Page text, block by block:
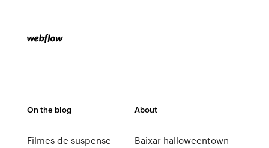
On the blog
Filmes de suspense
About
Baixar halloweentown